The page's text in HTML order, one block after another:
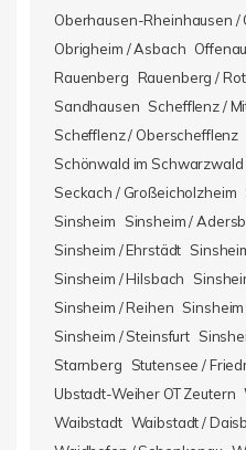
Oberhausen-Rheinhausen /
Obrigheim / Asbach Offenau
Rauenberg Rauenberg /
Sandhausen Schefflenz /
Schefflenz / Oberschefflenz
Schönwald im Schwarzwald
Seckach / Großeicholzheim
Sinsheim
Sinsheim /
Sinsheim / Ehrstädt
Sinsheim / Hilsbach
Sinsheim / Reihen
Sinsheim / Steinsfurt
Starnberg
Stutensee /
Ubstadt-Weiher OT Zeutern
Waibstadt Waibstadt /